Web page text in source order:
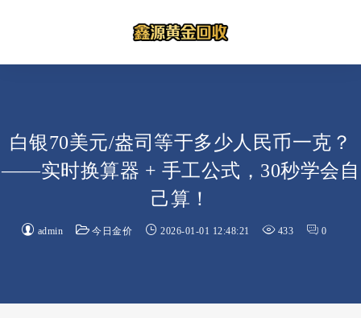
白银70美元/盎司等于多少人民币一克？
——实时换算器 + 手工公式，30秒学会自
己算！
admin 今日金价 2026-01-01 12:48:21 433 0